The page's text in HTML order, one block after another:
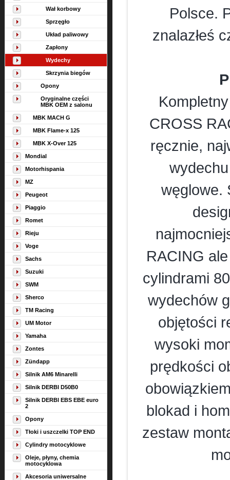
Wał korbowy
Sprzęgło
Układ paliwowy
Zapłony
Wydechy
Skrzynia biegów
Opony
Oryginalne części
MBK OEM z salonu
MBK MACH G
MBK Flame-x 125
MBK X-Over 125
Mondial
Motorhispania
MZ
Peugeot
Piaggio
Romet
Rieju
Voge
Sachs
Suzuki
SWM
Sherco
TM Racing
UM Motor
Yamaha
Zontes
Zündapp
Silnik AM6 Minarelli
Silnik DERBI D50B0
Silnik DERBI EBS EBE euro
2
Opony
Tłoki i uszczelki TOP END
Cylindry motocyklowe
Oleje, płyny, chemia
motocyklowa
Akcesoria uniwersalne
Polsce.
znalazłeś
CROSS
ręcznie,
węglowe.
RACING
cylindrami
wydechów
objętości
wysoki
prędkości
blokad i
zestaw